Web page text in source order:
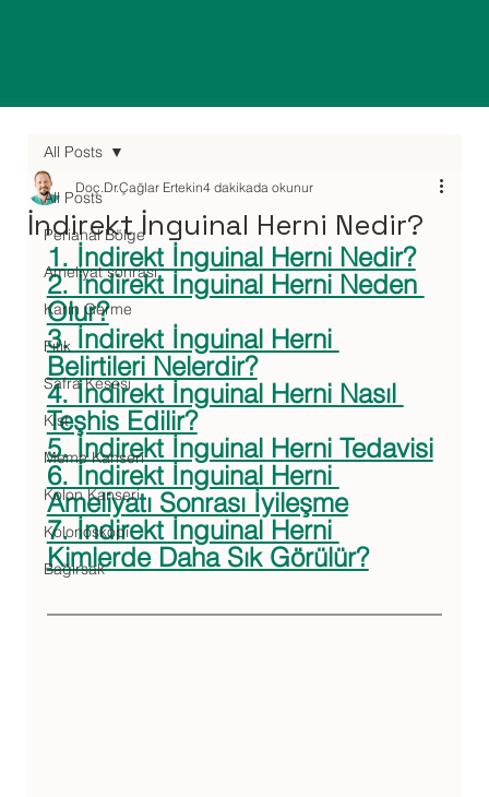
All Posts
Perianal Bölge
Ameliyat sonrası
Karın Germe
Fıtık
Safra Kesesi
Kist
Meme Kanseri
Kolon Kanseri
Kolonoskopi
Bağırsak
All Posts
İndirekt İnguinal Herni Nedir?
Doç.Dr.Çağlar Ertekin4 dakikada okunur
1. İndirekt İnguinal Herni Nedir?
2. İndirekt İnguinal Herni Neden
Olur?
3. İndirekt İnguinal Herni
Belirtileri Nelerdir?
4. İndirekt İnguinal Herni Nasıl
Teşhis Edilir?
5. İndirekt İnguinal Herni Tedavisi
6. İndirekt İnguinal Herni
Ameliyatı Sonrası İyileşme
7. İndirekt İnguinal Herni
Kimlerde Daha Sık Görülür?